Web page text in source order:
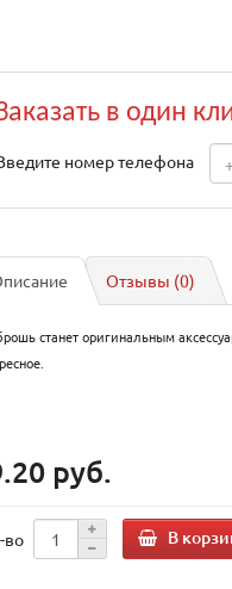
в один
номер телефона
Отзывы (0)
станет оригинальным
руб.
во В